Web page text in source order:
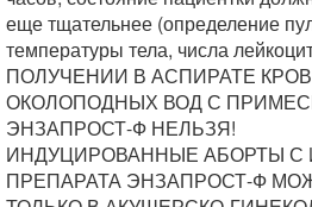
еще тщательнее (определение
температуры тела, числа
ПОЛУЧЕНИИ В АСПИРАТЕ
ОКОЛОПОДНЫХ ВОД С
ЭНЗАПРОСТ-Ф НЕЛЬЗЯ!
ИНДУЦИРОВАННЫЕ АБОРТЫ
ПРЕПАРАТА ЭНЗАПРОСТ-Ф